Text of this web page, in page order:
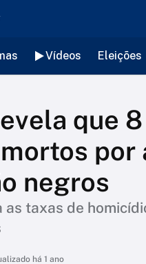
Vídeos Eleições
que
por
negros
taxas de
há 1 ano